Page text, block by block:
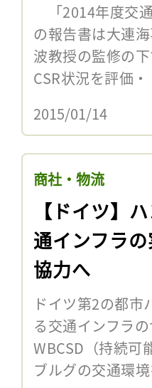
「2014年度交
の報告書は大連
波教授の監修の
CSR状況を評価
2015/01/14
商社・物流
【ドイツ】
通インフラ
協力へ
ドイツ第2の都
る交通インフラ
WBCSD（持続可
ブルグの交通環